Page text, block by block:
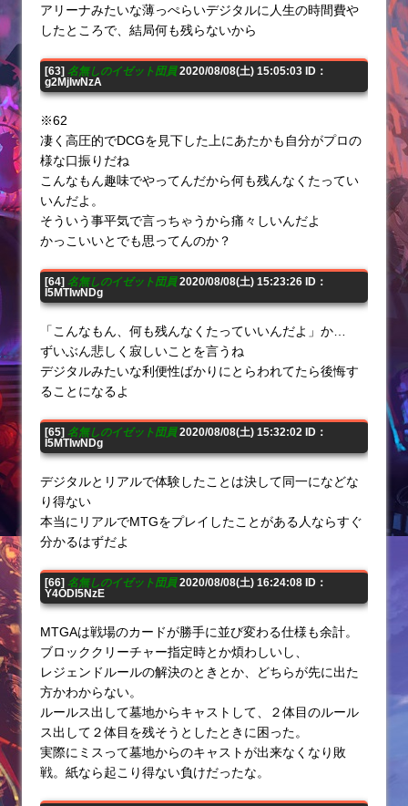
アリーナみたいな薄っぺらいデジタルに人生の時間費や
したところで、結局何も残らないから
[63] 名無しのイゼット団員2020/08/08(土) 15:05:03 ID：
g2MjIwNzA
※62
凄く高圧的でDCGを見下した上にあたかも自分がプロの
様な口振りだね
こんなもん趣味でやってんだから何も残んなくたってい
いんだよ。
そういう事平気で言っちゃうから痛々しいんだよ
かっこいいとでも思ってんのか？
[64] 名無しのイゼット団員2020/08/08(土) 15:23:26 ID：
I5MTIwNDg
「こんなもん、何も残んなくたっていいんだよ」か…
ずいぶん悲しく寂しいことを言うね
デジタルみたいな利便性ばかりにとらわれてたら後悔す
ることになるよ
[65] 名無しのイゼット団員2020/08/08(土) 15:32:02 ID：
I5MTIwNDg
デジタルとリアルで体験したことは決して同一になどな
り得ない
本当にリアルでMTGをプレイしたことがある人ならすぐ
分かるはずだよ
[66] 名無しのイゼット団員2020/08/08(土) 16:24:08 ID：
Y4ODI5NzE
MTGAは戦場のカードが勝手に並び変わる仕様も余計。
ブロッククリーチャー指定時とか煩わしいし、
レジェンドルールの解決のときとか、どちらが先に出た
方かわからない。
ルールス出して墓地からキャストして、２体目のルール
ス出して２体目を残そうとしたときに困った。
実際にミスって墓地からのキャストが出来なくなり敗
戦。紙なら起こり得ない負けだったな。